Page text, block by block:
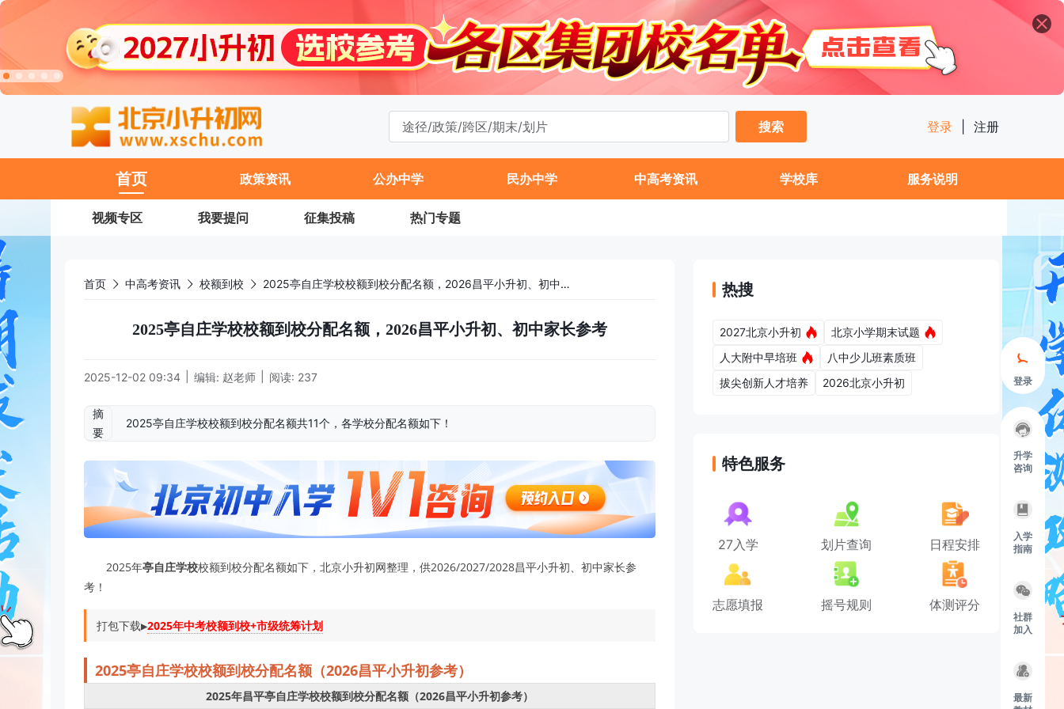
登录
升学
咨询
入学
指南
社群
加入
最新
搜索
登录 注册
首页 政策资讯 公办中学 民办中学 中高考资讯 学校库 服务说明
视频专区 我要提问 征集投稿 热门专题
首页 中高考资讯 校额到校 2025亭自庄学校校额到校分配名额，2026昌平小升初、初中家长参考
2025亭自庄学校校额到校分配名额，2026昌平小升初、初中家长参考
2025-12-02 09:34 编辑: 赵老师 阅读: 237
摘
要
2025亭自庄学校校额到校分配名额共11个，各学校分配名额如下！
2025年亭自庄学校校额到校分配名额如下，北京小升初网整理，供2026/2027/2028昌平小升初、初中家长参
考！
打包下载▶️2025年中考校额到校+市级统筹计划
2025亭自庄学校校额到校分配名额（2026昌平小升初参考）
2025年昌平亭自庄学校校额到校分配名额（2026昌平小升初参考）
热搜
2027北京小升初
北京小学期末试题
人大附中早培班
八中少儿班素质班
拔尖创新人才培养
2026北京小升初
特色服务
27入学 划片查询 日程安排
志愿填报 摇号规则 体测评分